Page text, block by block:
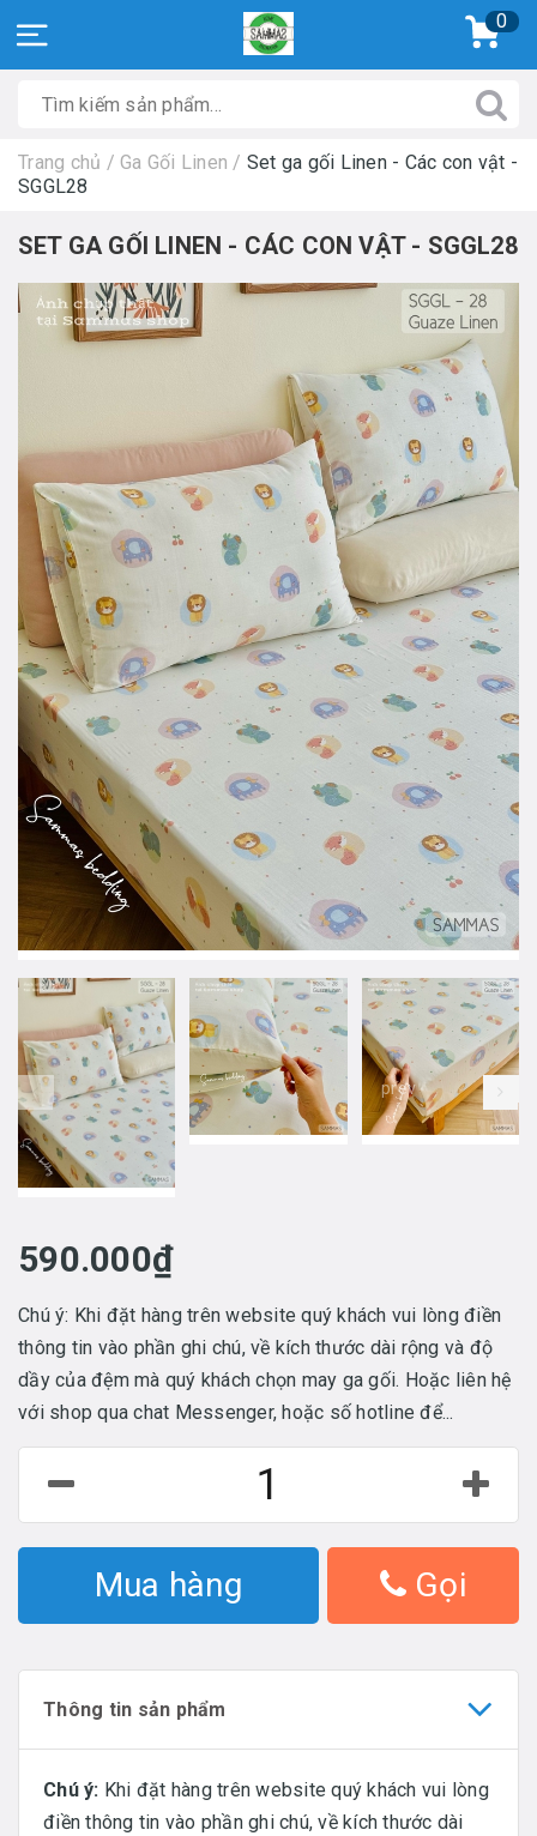
0
Trang chủ / Ga Gối Linen / Set ga gối Linen - Các con vật -
SGGL28
SET GA GỐI LINEN - CÁC CON VẬT - SGGL28
prev
590.000₫
Chú ý: Khi đặt hàng trên website quý khách vui lòng điền
thông tin vào phần ghi chú, về kích thước dài rộng và độ
dầy của đệm mà quý khách chọn may ga gối. Hoặc liên hệ
với shop qua chat Messenger, hoặc số hotline để...
Mua hàng Gọi
Thông tin sản phẩm
Chú ý: Khi đặt hàng trên website quý khách vui lòng
điền thông tin vào phần ghi chú, về kích thước dài